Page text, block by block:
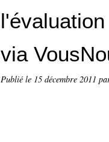
via
Publié le 15 décembre 2011